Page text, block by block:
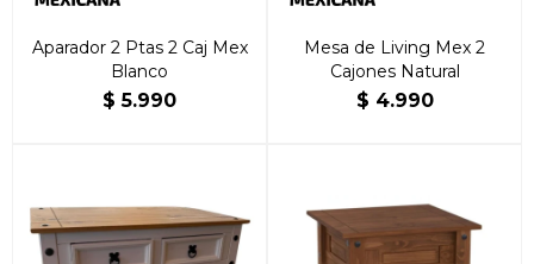
Aparador 2 Ptas 2 Caj Mex
Blanco
$ 5.990
Mesa de Living Mex 2
Cajones Natural
$ 4.990